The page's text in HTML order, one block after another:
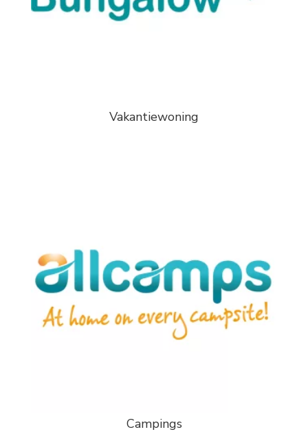
Vakantiewoning
Campings